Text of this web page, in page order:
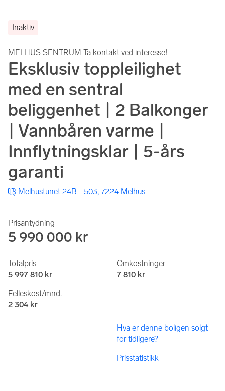
Inaktiv
MELHUS SENTRUM-Ta kontakt ved interesse!
Eksklusiv toppleilighet
med en sentral
beliggenhet | 2 Balkonger
| Vannbåren varme |
Innflytningsklar | 5-års
garanti
Melhustunet 24B - 503, 7224 Melhus
Prisantydning
5 990 000 kr
Totalpris
5 997 810 kr
Omkostninger
7 810 kr
Felleskost/mnd.
2 304 kr
Hva er denne boligen solgt
for tidligere?
Prisstatistikk